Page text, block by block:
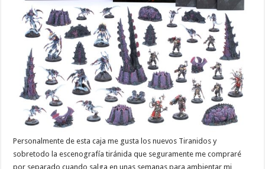
Personalmente de esta caja me gusta los nuevos Tiranidos y
sobretodo la escenografía tiránida que seguramente me compraré
por separado cuando salga en unas semanas para ambientar mi